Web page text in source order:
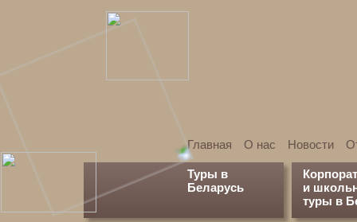
Главная О нас Новости
Туры в
Беларусь
и
туры в